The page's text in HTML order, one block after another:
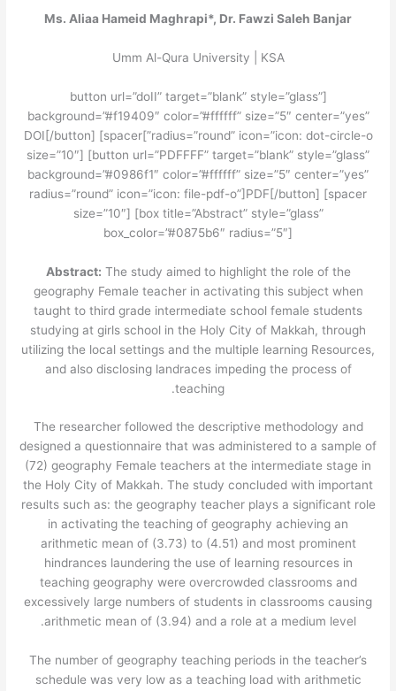
Ms. Aliaa Hameid Maghrapi*, Dr. Fawzi Saleh Banjar
Umm Al-Qura University | KSA
[button url=”doII” target=”blank” style=”glass”
background=”#f19409″ color=”#ffffff” size=”5″ center=”yes”
radius=”round” icon=”icon: dot-circle-o”]DOI[/button] [spacer
size=”10″] [button url=”PDFFFF” target=”blank” style=”glass”
background=”#0986f1″ color=”#ffffff” size=”5″ center=”yes”
radius=”round” icon=”icon: file-pdf-o”]PDF[/button] [spacer
size=”10″] [box title=”Abstract” style=”glass”
box_color=”#0875b6″ radius=”5″]
Abstract: The study aimed to highlight the role of the
geography Female teacher in activating this subject when
taught to third grade intermediate school female students
studying at girls school in the Holy City of Makkah, through
utilizing the local settings and the multiple learning Resources,
and also disclosing landraces impeding the process of
teaching.
The researcher followed the descriptive methodology and
designed a questionnaire that was administered to a sample of
(72) geography Female teachers at the intermediate stage in
the Holy City of Makkah. The study concluded with important
results such as: the geography teacher plays a significant role
in activating the teaching of geography achieving an
arithmetic mean of (3.73) to (4.51) and most prominent
hindrances laundering the use of learning resources in
teaching geography were overcrowded classrooms and
excessively large numbers of students in classrooms causing
arithmetic mean of (3.94) and a role at a medium level.
The number of geography teaching periods in the teacher’s
schedule was very low as a teaching load with arithmetic